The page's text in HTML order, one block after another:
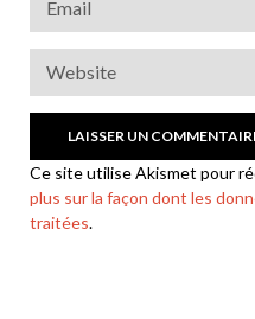
Ce site utilise Akismet pour
plus sur la façon dont les
traitées.